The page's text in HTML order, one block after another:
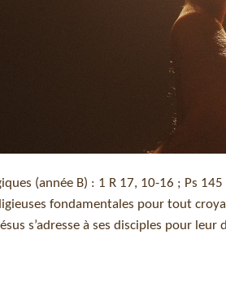
(année B) : 1 R 17, 10-16 ; Ps
fondamentales pour tout
s’adresse à ses disciples pour